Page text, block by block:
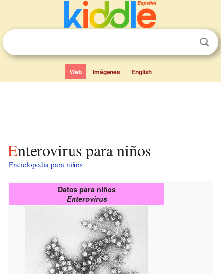
Web Imágenes English
Enterovirus para niños
Enciclopedia para niños
Datos para niños
Enterovirus